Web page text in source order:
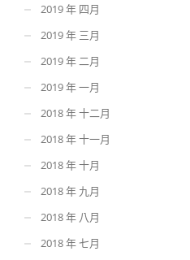
2019 年 四月
2019 年 三月
2019 年 二月
2019 年 一月
2018 年 十二月
2018 年 十一月
2018 年 十月
2018 年 九月
2018 年 八月
2018 年 七月